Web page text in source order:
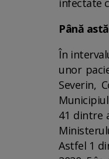
infectate
Până
În
unor
Severin,
41 dintre
Astfel 1